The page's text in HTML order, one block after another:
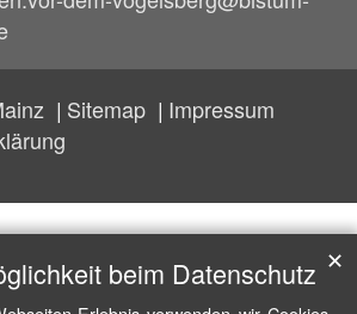
Sitemap
Impressum
beim Datenschutz ✕